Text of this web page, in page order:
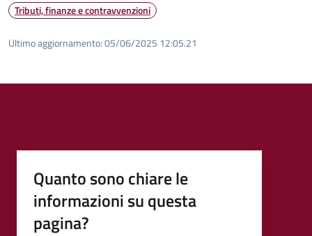
Tributi, finanze e contravvenzioni
Ultimo aggiornamento:05/06/2025 12:05.21
Quanto sono chiare le
informazioni su questa
pagina?